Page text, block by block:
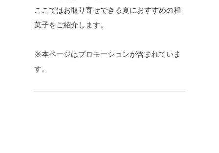
ここではお取り寄せできる夏におすすめの和
菓子をご紹介します。
※本ページはプロモーションが含まれていま
す。